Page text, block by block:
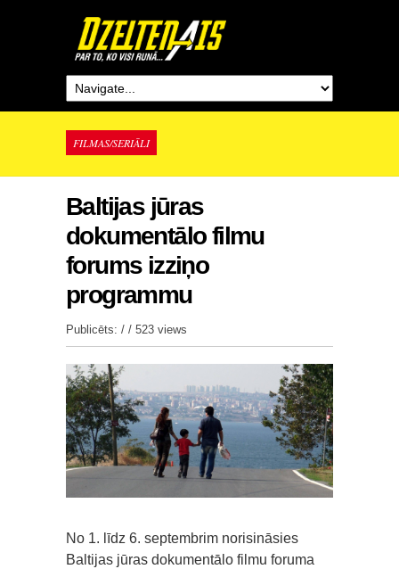
FILMAS/SERIĀLI
Baltijas jūras
dokumentālo filmu
forums izziņo
programmu
Publicēts: / / 523 views
No 1. līdz 6. septembrim norisināsies
Baltijas jūras dokumentālo filmu foruma